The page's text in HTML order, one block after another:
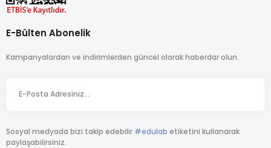
E-Bülten Abonelik
Kampanyalardan ve indirimlerden güncel olarak haberdar olun.
Sosyal medyada bizi takip edebilir #edulab etiketini kullanarak
paylaşabilirsiniz.